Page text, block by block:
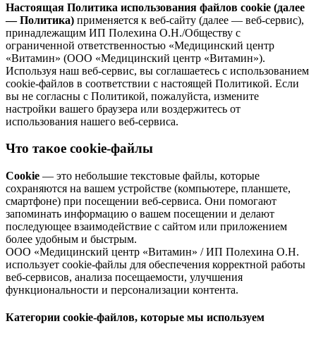
Настоящая Политика использования файлов cookie (далее
— Политика) применяется к веб-сайту (далее — веб-сервис),
принадлежащим ИП Полехина О.Н./Обществу с
ограниченной ответственностью «Медицинский центр
«Витамин» (ООО «Медицинский центр «Витамин»).
Используя наш веб-сервис, вы соглашаетесь с использованием
cookie-файлов в соответствии с настоящей Политикой. Если
вы не согласны с Политикой, пожалуйста, измените
настройки вашего браузера или воздержитесь от
использования нашего веб-сервиса.
Что такое cookie-файлы
Cookie — это небольшие текстовые файлы, которые
сохраняются на вашем устройстве (компьютере, планшете,
смартфоне) при посещении веб-сервиса. Они помогают
запоминать информацию о вашем посещении и делают
последующее взаимодействие с сайтом или приложением
более удобным и быстрым.
ООО «Медицинский центр «Витамин» / ИП Полехина О.Н.
использует cookie-файлы для обеспечения корректной работы
веб-сервисов, анализа посещаемости, улучшения
функциональности и персонализации контента.
Категории cookie-файлов, которые мы используем